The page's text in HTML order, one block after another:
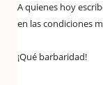
A quienes hoy
en las condiciones
¡Qué barbaridad!